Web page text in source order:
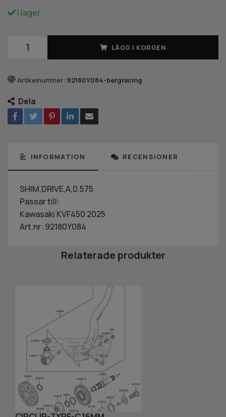
I lager
LÄGG I KORGEN
Artikelnummer: 92180Y084-bergracing
Dela
INFORMATION RECENSIONER
SHIM,DRIVE,A,0.575
Passar till:
Kawasaki KVF450 2025
Art.nr: 92180Y084